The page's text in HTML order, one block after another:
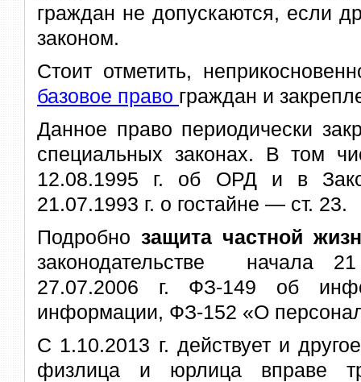
граждан не допускаются, если
законом.
Стоит отметить,
базовое право граждан и
Данное право периодически
специальных законах. В том
12.08.1995 г. об ОРД и в
21.07.1993 г. о гостайне — ст. 23.
Подробнозащита частной
законодательстве начала
27.07.2006 г. ФЗ-149 об
информации, ФЗ-152 «О
С 1.10.2013 г. действует и
физлица и юрлица вправе